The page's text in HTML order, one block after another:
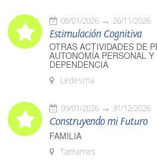
08/01/2026 26/11/2026
Estimulación Cognitiva
OTRAS ACTIVIDADES DE
AUTONOMÍA PERSONAL
DEPENDENCIA
Ledesma
09/01/2026 31/12/2026
Construyendo mi Futuro
FAMILIA
Tamames